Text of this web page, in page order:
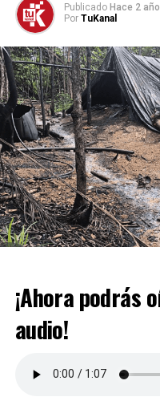
Publicado Hace 2
Por TuKanal
¡Ahora podrás
audio!